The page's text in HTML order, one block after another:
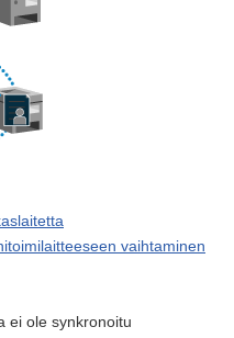
vaihtaminen
ei ole synkronoitu